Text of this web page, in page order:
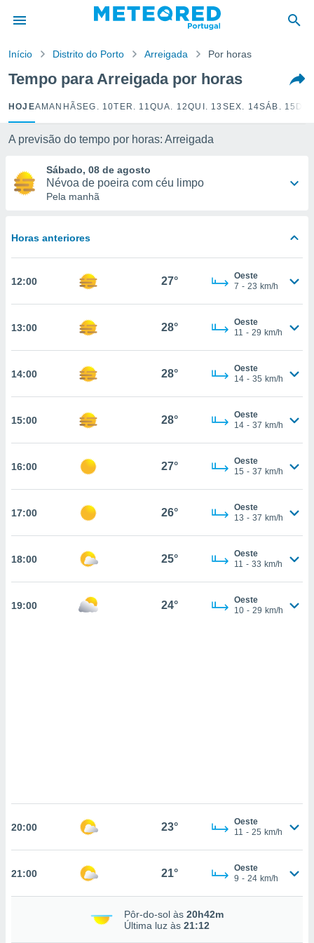
da
foi
as
fornecidas
ou
permite-
a
todos os
no
um perfil
e
a
CONFIGURAÇÕES
Início Distrito do Porto Arreigada Por horas
Tempo para Arreigada por horas
HOJEAMANHÃSEG. 10TER. 11QUA. 12QUI. 13 SEX. 14SÁB. 15
A previsão do tempo por horas: Arreigada
Sábado, 08 de agosto
Névoa de poeira com céu limpo
Pela manhã
Horas anteriores
12:00 27°
Oeste
7 - 23 km/h
13:00 28°
Oeste
11 - 29 km/h
14:00 28°
Oeste
14 - 35 km/h
15:00 28°
Oeste
14 - 37 km/h
16:00 27°
Oeste
15 - 37 km/h
17:00 26°
Oeste
13 - 37 km/h
18:00 25°
Oeste
11 - 33 km/h
19:00 24°
Oeste
10 - 29 km/h
20:00 23°
Oeste
11 - 25 km/h
21:00 21°
Oeste
9 - 24 km/h
Pôr-do-sol às 20h42m
Última luz às 21:12